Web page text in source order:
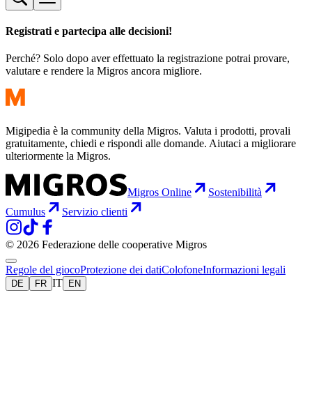
Registrati e partecipa alle decisioni!
Perché? Solo dopo aver effettuato la registrazione potrai provare,
valutare e rendere la Migros ancora migliore.
Migipedia è la community della Migros. Valuta i prodotti, provali
gratuitamente, chiedi e rispondi alle domande. Aiutaci a migliorare
ulteriormente la Migros.
Migros Online
Sostenibilità
Cumulus
Servizio clienti
© 2026 Federazione delle cooperative Migros
Regole del giocoProtezione dei datiColofoneInformazioni legali
DE FR IT EN